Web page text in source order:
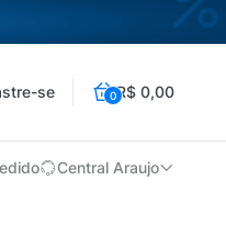
se 0R$ 0,00
Central Araujo